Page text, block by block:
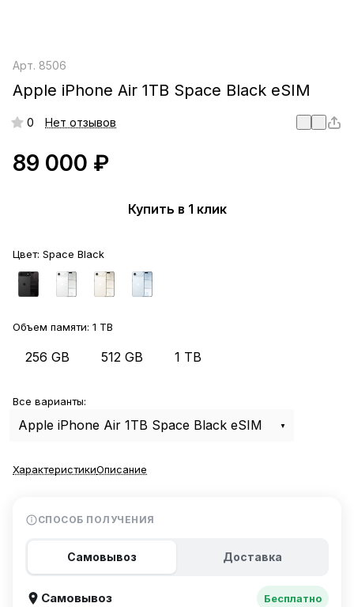
Арт. 8506
Apple iPhone Air 1TB Space Black eSIM
0 Нет отзывов
89 000 ₽
Купить в 1 клик
Цвет: Space Black
Объем памяти: 1 TB
256 GB 512 GB 1 TB
Все варианты:
Apple iPhone Air 1TB Space Black eSIM
ХарактеристикиОписание
СПОСОБ ПОЛУЧЕНИЯ
Самовывоз Доставка
Самовывоз
Бесплатно